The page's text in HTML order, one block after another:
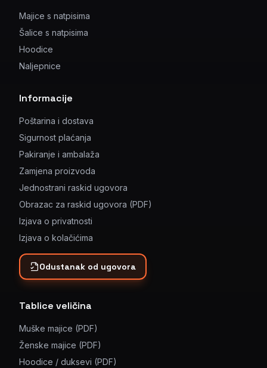
Majice s natpisima
Šalice s natpisima
Hoodice
Naljepnice
Informacije
Poštarina i dostava
Sigurnost plaćanja
Pakiranje i ambalaža
Zamjena proizvoda
Jednostrani raskid ugovora
Obrazac za raskid ugovora (PDF)
Izjava o privatnosti
Izjava o kolačićima
Odustanak od ugovora
Tablice veličina
Muške majice (PDF)
Ženske majice (PDF)
Hoodice / duksevi (PDF)